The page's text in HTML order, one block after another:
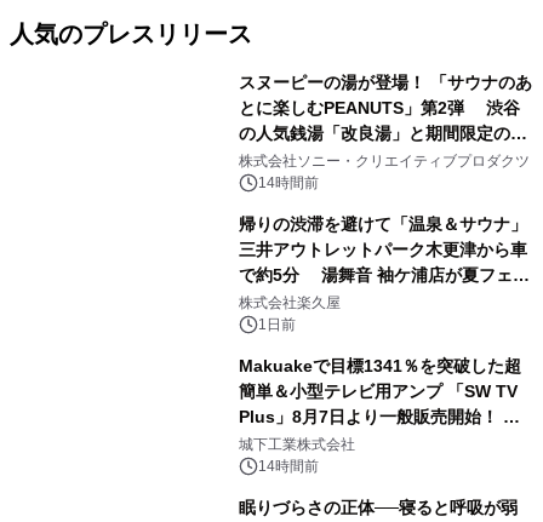
人気のプレスリリース
スヌーピーの湯が登場！ 「サウナのあ
とに楽しむPEANUTS」第2弾 渋谷
の人気銭湯「改良湯」と期間限定のコ
ラボレーション サウナイキタイコラ
ボグッズも発売決定！
株式会社ソニー・クリエイティブプロダクツ
14時間前
帰りの渋滞を避けて「温泉＆サウナ」
三井アウトレットパーク木更津から車
で約5分 湯舞音 袖ケ浦店が夏フェア
メニューを提供
株式会社楽久屋
1日前
Makuakeで目標1341％を突破した超
簡単＆小型テレビ用アンプ 「SW TV
Plus」8月7日より一般販売開始！ ケ
ーブル1本つなぐだけ、テレビの音が
ぐっと豊かに
城下工業株式会社
14時間前
眠りづらさの正体──寝ると呼吸が弱